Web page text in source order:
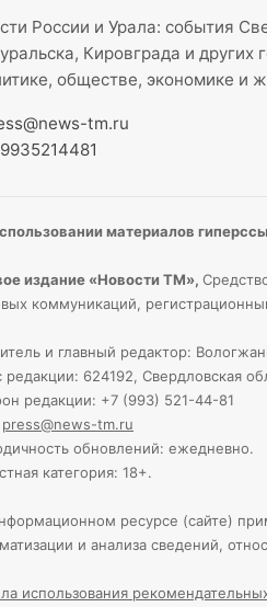
России и Урала: события
Кировграда и
обществе, экономике и
tm.ru
материалов
издание «Новости ТМ»,
коммуникаций,
и главный редактор:
редакции: 624192, Свердловская
редакции: +7 (993) 521-44-81
press@news-tm.ru
обновлений: ежедневно.
категория: 18+.
ресурсе (сайте)
и анализа сведений,
использования